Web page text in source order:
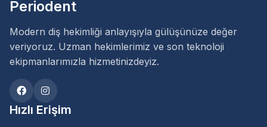
Periodent
Modern diş hekimliği anlayışıyla gülüşünüze değer
veriyoruz. Uzman hekimlerimiz ve son teknoloji
ekipmanlarımızla hizmetinizdeyiz.
Hızlı Erişim